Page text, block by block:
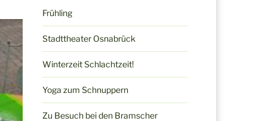
Frühling
Stadttheater Osnabrück
Winterzeit Schlachtzeit!
Yoga zum Schnuppern
Zu Besuch bei den Bramscher